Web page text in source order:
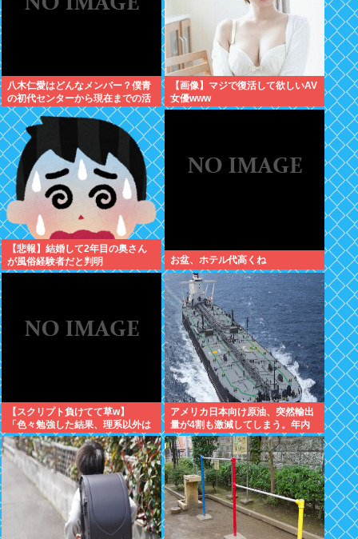
八木仁愛はどんなメンバー？僕青
の初代センターから現在までの活
動を紹介
【画像】マジで復活して欲しいAV
女優www
【悲報】結婚して2年目の奥さん
が風俗経験者だと判明
お盆、ホテル代高くね
【スクリプト負けてて草w】
「色々勉強した結果、理系以外は
エラー品だと気付いた【ガチ】」
について、もっと具体的に話そう
か
アメリカ日本向け原油、突然輸出
量が4割も激減してしまう。年内
高市ナフサ足りる予定が怪しくな
りはじめる